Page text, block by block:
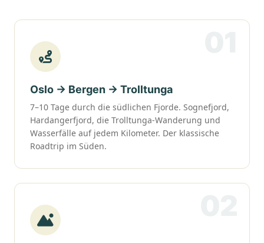
Oslo → Bergen → Trolltunga
7–10 Tage durch die südlichen Fjorde. Sognefjord,
Hardangerfjord, die Trolltunga-Wanderung und
Wasserfälle auf jedem Kilometer. Der klassische
Roadtrip im Süden.